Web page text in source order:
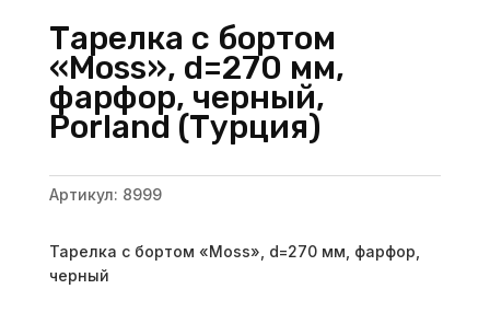
Тарелка с бортом
«Moss», d=270 мм,
фарфор, черный,
Porland (Турция)
Артикул: 8999
Тарелка с бортом «Moss», d=270 мм, фарфор,
черный